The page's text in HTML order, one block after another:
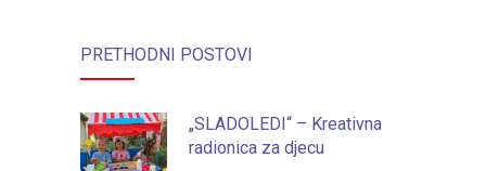
-- Konkursi
-- Edukacije za roditelje
PRETHODNI POSTOVI
„SLADOLEDI“ – Kreativna
radionica za djecu